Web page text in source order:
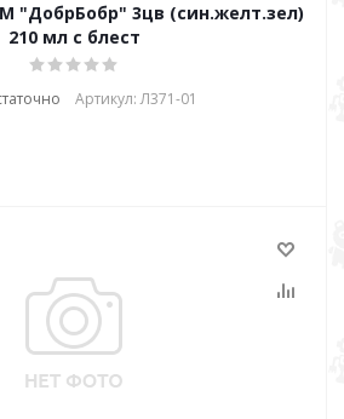
"ДобрБобр" 3цв (син.желт.зел)
210 мл с блест
Артикул: Л371-01